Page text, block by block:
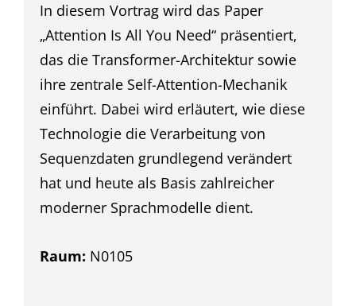
In diesem Vortrag wird das Paper
„Attention Is All You Need“ präsentiert,
das die Transformer-Architektur sowie
ihre zentrale Self-Attention-Mechanik
einführt. Dabei wird erläutert, wie diese
Technologie die Verarbeitung von
Sequenzdaten grundlegend verändert
hat und heute als Basis zahlreicher
moderner Sprachmodelle dient.
Raum: N0105